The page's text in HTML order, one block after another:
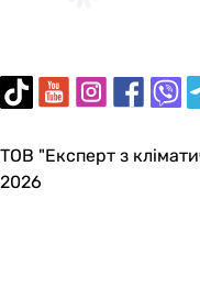
ТОВ "Експерт з
2026